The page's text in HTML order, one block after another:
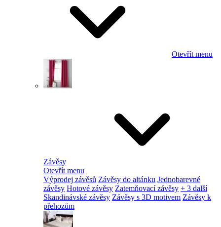
Otevřít menu
Závěsy
Otevřít menu
Výprodej závěsů Závěsy do altánku Jednobarevné
závěsy Hotové závěsy Zatemňovací závěsy + 3 další
Skandinávské závěsy Závěsy s 3D motivem Závěsy k
přehozům